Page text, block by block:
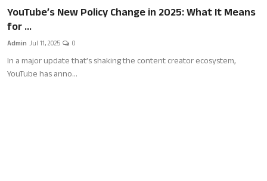
YouTube’s New Policy Change in 2025: What It Means
for ...
Admin Jul 11, 2025 0
In a major update that’s shaking the content creator ecosystem,
YouTube has anno...